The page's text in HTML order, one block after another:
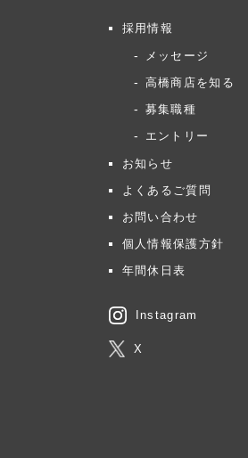
採用情報
メッセージ
高橋商店を知る
募集職種
エントリー
お知らせ
よくあるご質問
お問い合わせ
個人情報保護方針
年間休日表
Instagram
X